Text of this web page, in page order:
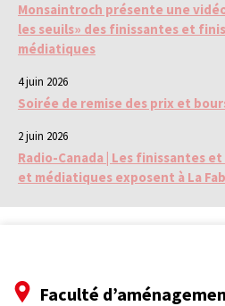
Monsaintroch présente une
les seuils» des finissantes et
médiatiques
4 juin 2026
Soirée de remise des prix et
2 juin 2026
Radio-Canada | Les finissantes
et médiatiques exposent à La
Faculté